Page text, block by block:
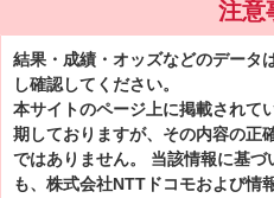
注意
結果・成績・オッズなどのデータ
し確認してください。
本サイトのページ上に掲載されて
期しておりますが、その内容の正
ではありません。 当該情報に基
も、株式会社NTTドコモおよび情